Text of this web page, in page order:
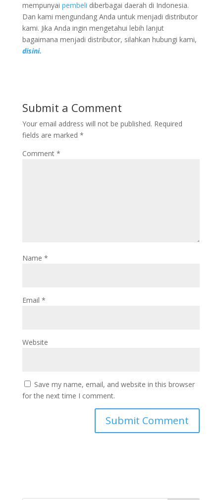
mempunyai pembeli diberbagai daerah di Indonesia.
Dan kami mengundang Anda untuk menjadi distributor
kami. Jika Anda ingin mengetahui lebih lanjut
bagaimana menjadi distributor, silahkan hubungi kami,
disini.
Submit a Comment
Your email address will not be published. Required
fields are marked *
Comment *
Name *
Email *
Website
Save my name, email, and website in this browser
for the next time I comment.